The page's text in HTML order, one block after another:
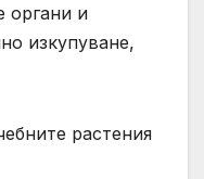
органи и
изкупуване,
растения